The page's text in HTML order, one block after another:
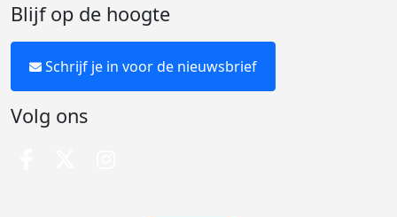
Blijf op de hoogte
Schrijf je in voor de nieuwsbrief
Volg ons